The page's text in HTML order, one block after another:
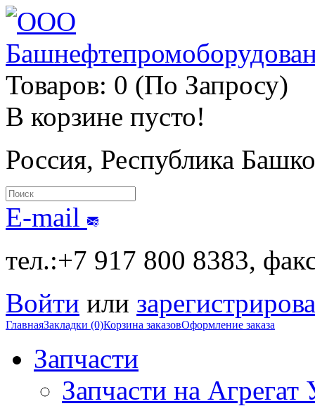
Товаров: 0 (По Запросу)
В корзине пусто!
Россия, Республика
E-mail
тел.:+7 917 800 8383,
Войти или
ГлавнаяЗакладки (0)Корзина заказовОформление заказа
Запчасти
Запчасти на